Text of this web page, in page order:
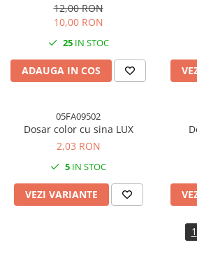
12,00 RON
10,00 RON
25IN STOC
ADAUGA IN COS
05FA09502
Dosar color cu sina LUX
2,03 RON
5 IN STOC
VEZI VARIANTE
1